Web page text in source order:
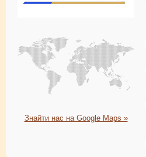
Знайти нас на Google Maps »